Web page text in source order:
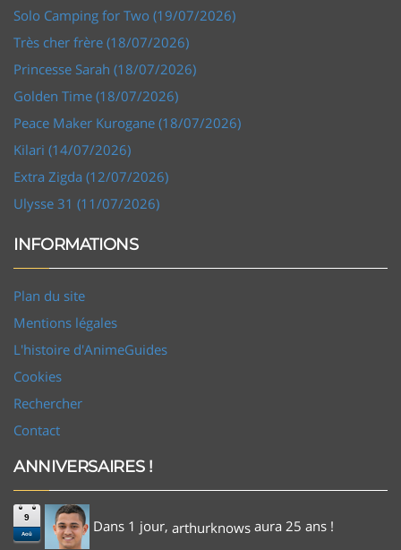
Solo Camping for Two (19/07/2026)
Très cher frère (18/07/2026)
Princesse Sarah (18/07/2026)
Golden Time (18/07/2026)
Peace Maker Kurogane (18/07/2026)
Kilari (14/07/2026)
Extra Zigda (12/07/2026)
Ulysse 31 (11/07/2026)
INFORMATIONS
Plan du site
Mentions légales
L'histoire d'AnimeGuides
Cookies
Rechercher
Contact
ANNIVERSAIRES !
9
Aoû Dans 1 jour, arthurknows aura 25 ans !